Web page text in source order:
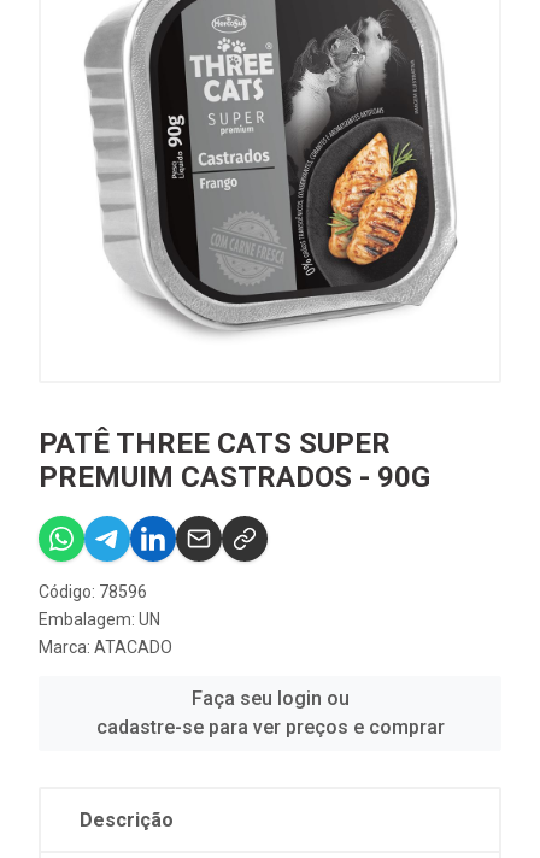
PATÊ THREE CATS SUPER
PREMUIM CASTRADOS - 90G
Código: 78596
Embalagem: UN
Marca: ATACADO
Faça seu login ou
cadastre-se para ver preços e comprar
Descrição